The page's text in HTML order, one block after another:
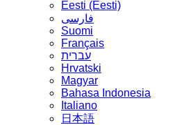
Eesti (Eesti)
فارسی
Suomi
Français
עברית
Hrvatski
Magyar
Bahasa Indonesia
Italiano
日本語